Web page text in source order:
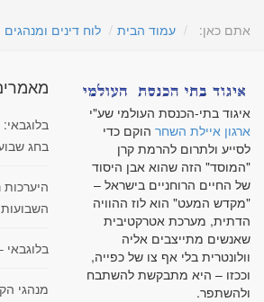
אתם כאן: עמוד הבית לוח דינים ומנהגים
איגוד בתי-הכנסת העולמי שע"י
ארגון איילת השחר הוקם כדי
לסייע ולתרום להרמת קרן
"המוסד" הזה שהוא אבן היסוד
של החיים הרוחניים בישראל –
"מקדש המעט" הוא לוז ההוויה
הדתית, מערכת אטרקטיבית
שאנשים מתייצבים אליה
וולונטרית בלי אף צו של כפייה,
וככזו – היא מתבקשת להשתבח
ולהשתפר.
בחג
השבועות
בלוגבאי
מנהגי